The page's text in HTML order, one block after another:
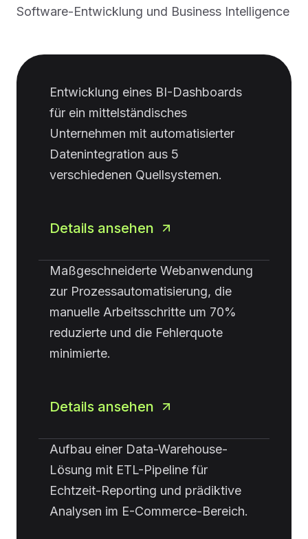
Software-Entwicklung und Business Intelligence
Entwicklung eines BI-Dashboards
für ein mittelständisches
Unternehmen mit automatisierter
Datenintegration aus 5
verschiedenen Quellsystemen.
Details ansehen
Maßgeschneiderte Webanwendung
zur Prozessautomatisierung, die
manuelle Arbeitsschritte um 70%
reduzierte und die Fehlerquote
minimierte.
Details ansehen
Aufbau einer Data-Warehouse-
Lösung mit ETL-Pipeline für
Echtzeit-Reporting und prädiktive
Analysen im E-Commerce-Bereich.